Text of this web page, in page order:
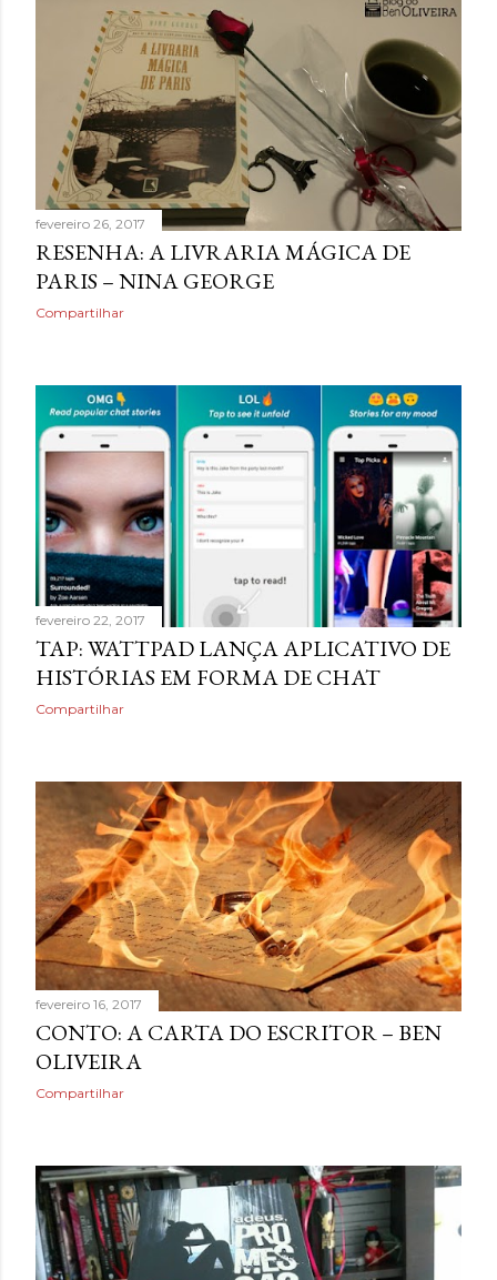
ansiedade. Estaria mentindo se dissesse que estava
completamente livre do risco de recaída, ninguém estava,
mas estava feliz pelo dia finalmente ter chegado. Então,
respirava com mais tranquilidade e mesmo nos dias de
ansiedade, aprendera que o cigarro não era a resposta.
Pelo contrário, que criava mais problemas. Um ano
acreditando em si mesmo e confiando no processo. Um
ano sem fumar cigarro. Um ano. *Ben Oliveira é escritor,
formado em jornalismo . Autor do...
fevereiro 26, 2017
RESENHA: A LIVRARIA MÁGICA DE
PARIS – NINA GEORGE
Compartilhar
fevereiro 22, 2017
TAP: WATTPAD LANÇA APLICATIVO DE
HISTÓRIAS EM FORMA DE CHAT
Compartilhar
fevereiro 16, 2017
CONTO: A CARTA DO ESCRITOR – BEN
OLIVEIRA
Compartilhar